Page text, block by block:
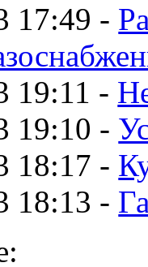
17:49 -
19:11 -
19:10 -
18:17 -
18:13 -